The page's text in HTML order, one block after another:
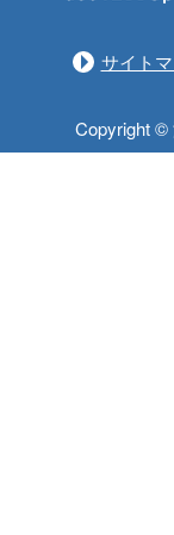
サイト
Copyright ©